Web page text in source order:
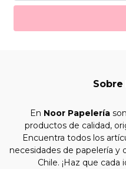
Sobre
En Noor Papelería
productos de calidad,
Encuentra todos los
necesidades de papelería y
Chile. ¡Haz que